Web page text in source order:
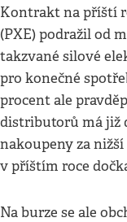
Kontrakt na příští
(PXE) podražil od
takzvané silové
pro konečné
procent ale
distributorů má již
nakoupeny za
v příštím roce
Na burze se ale